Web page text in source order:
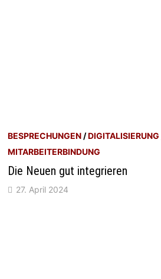
BESPRECHUNGEN /DIGITALISIERUNG
MITARBEITERBINDUNG
Die Neuen gut integrieren
27. April 2024